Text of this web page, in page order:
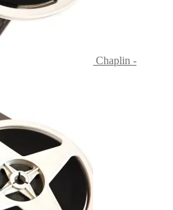
Chaplin -